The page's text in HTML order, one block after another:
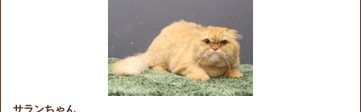
サランちゃん